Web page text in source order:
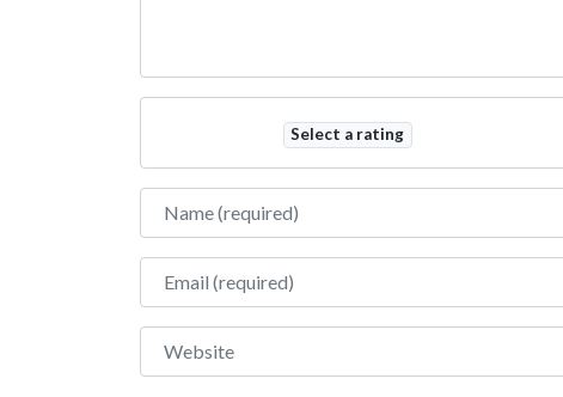
Select a rating
Name
Email
Website